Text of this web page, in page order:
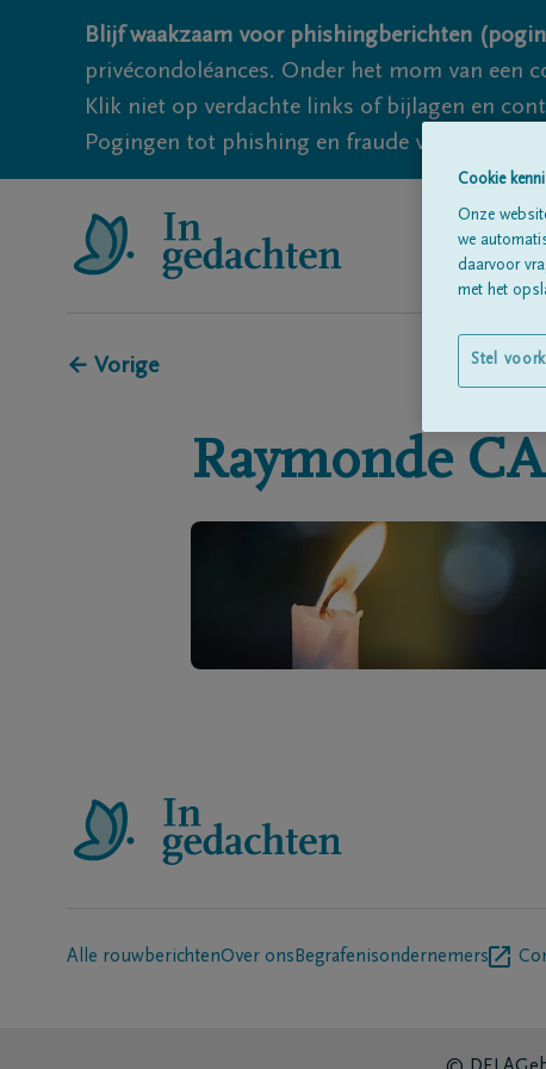
Blijf waakzaam voor phishingberichten
privécondoléances. Onder het mom van een
Klik niet op verdachte links of bijlagen en
Pogingen tot phishing en fraude vallen
← Vorige
Raymonde
Alle rouwberichtenOver ons Begrafenisondernemers
Cookie
Onze
we
daarvoor
met het
Stel